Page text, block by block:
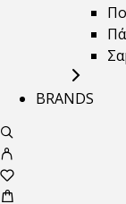
BRANDS